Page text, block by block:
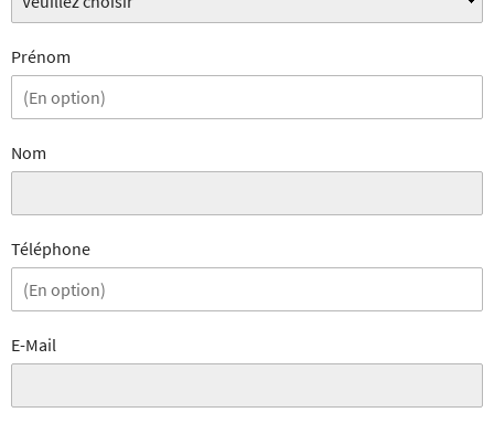
Prénom
Nom
Téléphone
E-Mail